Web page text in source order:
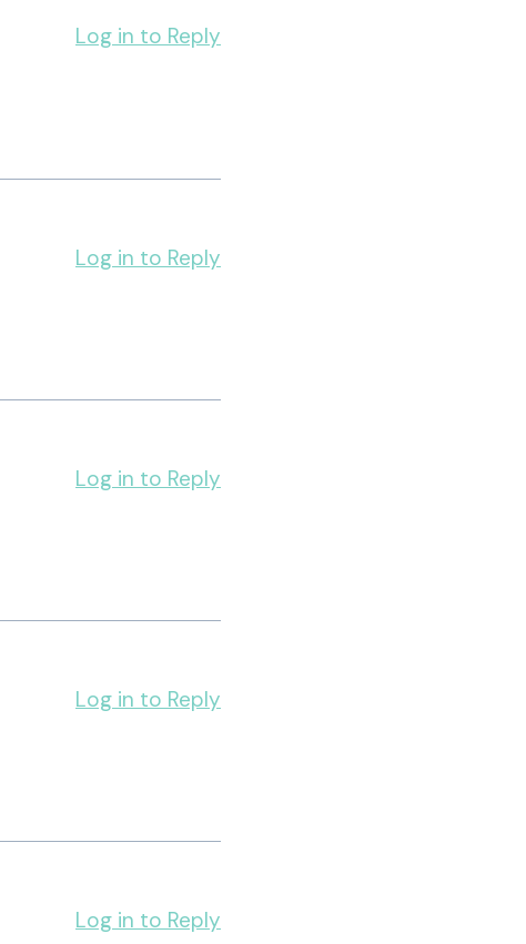
Log in to Reply
Log in to Reply
Log in to Reply
Log in to Reply
Log in to Reply